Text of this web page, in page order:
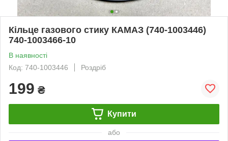
Кільце газового стику КАМАЗ (740-1003446)
740-1003466-10
В наявності
Код: 740-1003446
Роздріб
199 ₴
Купити
або